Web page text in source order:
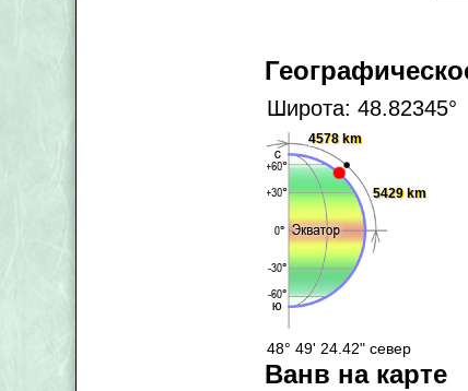
Широта: 48.82345°
4578 km
5429 km
48° 49' 24.42" север
Ванв на карте